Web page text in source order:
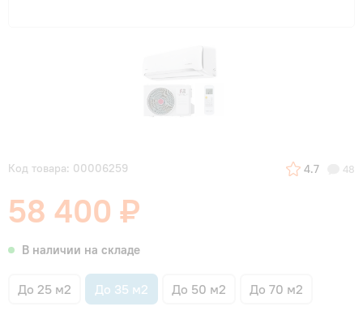
Код товара: 00006259 4.7 48
58 400 ₽
В наличии на складе
До 25 м2 До 35 м2 До 50 м2 До 70 м2